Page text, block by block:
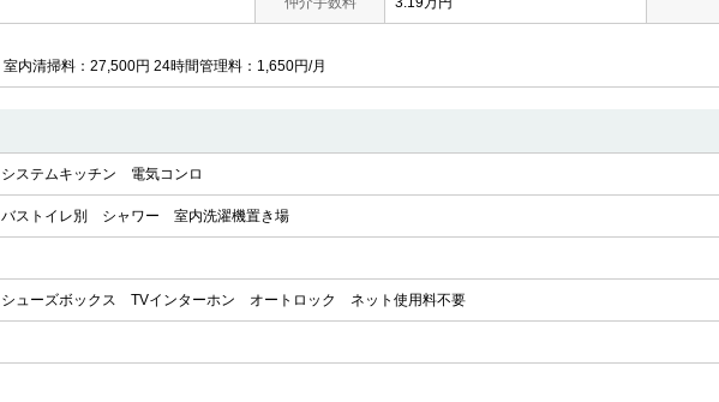
室内清掃料：27,500円 24時間管理料：1,650円/月
システムキッチン 電気コンロ
バストイレ別 シャワー 室内洗濯機置き場
シューズボックス TVインターホン オートロック ネット使用料不要